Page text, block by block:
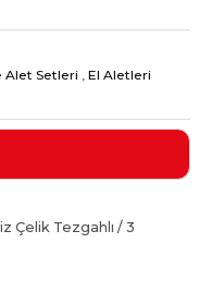
Alet Setleri , El Aletleri
Çelik Tezgahlı / 3